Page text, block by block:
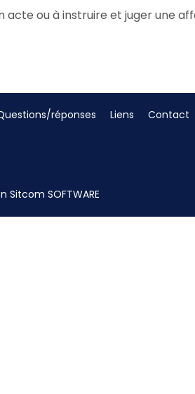
acte ou à instruire et juger une
réponses Liens Contact
Sitcom SOFTWARE